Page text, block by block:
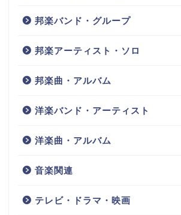
邦楽バンド・グループ
邦楽アーティスト・ソロ
邦楽曲・アルバム
洋楽バンド・アーティスト
洋楽曲・アルバム
音楽関連
テレビ・ドラマ・映画